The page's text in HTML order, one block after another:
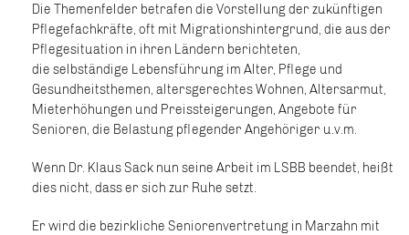
Die Themenfelder betrafen die Vorstellung der zukünftigen
Pflegefachkräfte, oft mit Migrationshintergrund, die aus der
Pflegesituation in ihren Ländern berichteten,
die selbständige Lebensführung im Alter, Pflege und
Gesundheitsthemen, altersgerechtes Wohnen, Altersarmut,
Mieterhöhungen und Preissteigerungen, Angebote für
Senioren, die Belastung pflegender Angehöriger u.v.m.
Wenn Dr. Klaus Sack nun seine Arbeit im LSBB beendet, heißt
dies nicht, dass er sich zur Ruhe setzt.
Er wird die bezirkliche Seniorenvertretung in Marzahn mit